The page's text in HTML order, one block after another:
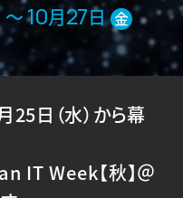
～10月27日 金
日（水）から幕
IT Week【秋】＠